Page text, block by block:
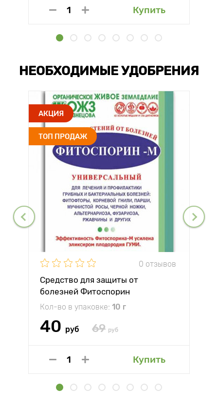
Купить
НЕОБХОДИМЫЕ УДОБРЕНИЯ
АКЦИЯ
ТОП ПРОДАЖ
0 отзывов
Средство для защиты от
болезней Фитоспорин
Кол-во в упаковке: 10 г
40 руб 69 руб
Купить